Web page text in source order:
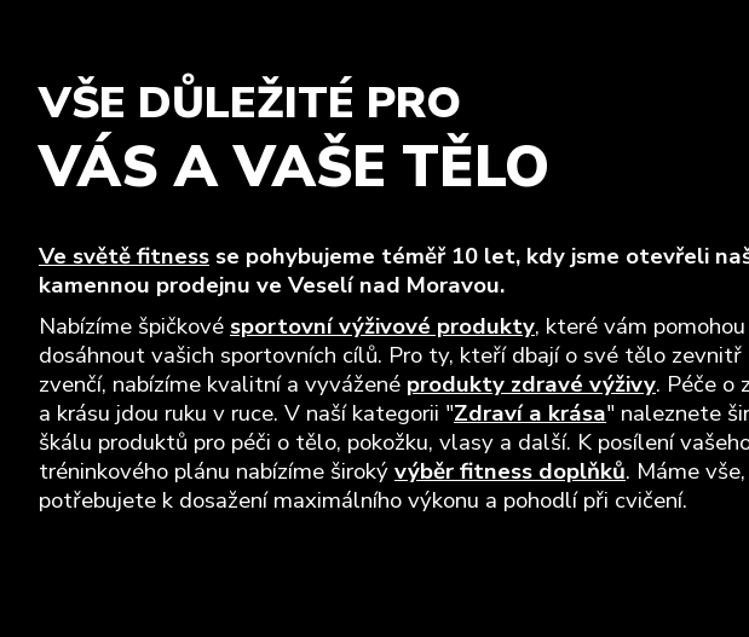
VŠE DŮLEŽITÉ PRO
VÁS A VAŠE TĚLO
Ve světě fitness se pohybujeme téměř 10 let, kdy jsme otevřeli
kamennou prodejnu ve Veselí nad Moravou.
Nabízíme špičkové sportovní výživové produkty, které vám pomohou
dosáhnout vašich sportovních cílů. Pro ty, kteří dbají o své tělo zevnitř
zvenčí, nabízíme kvalitní a vyvážené produkty zdravé výživy. Péče o
a krásu jdou ruku v ruce. V naší kategorii "Zdraví a krása" naleznete
škálu produktů pro péči o tělo, pokožku, vlasy a další. K posílení
tréninkového plánu nabízíme širokývýběr fitness doplňků. Máme
potřebujete k dosažení maximálního výkonu a pohodlí při cvičení.